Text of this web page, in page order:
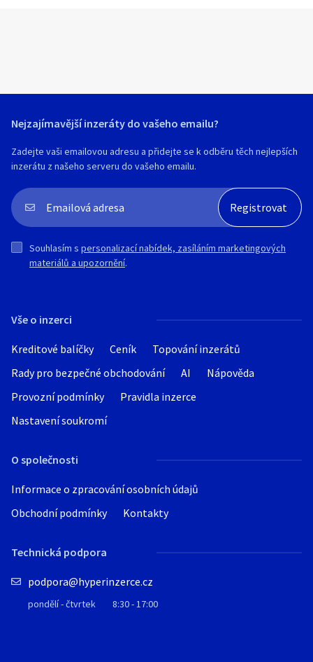
Vše o inzerci
Kreditové balíčky Ceník
Topování inzerátů
Rady pro bezpečné obchodování
AI
Nápověda
Provozní podmínky
Pravidla inzerce
Nastavení soukromí
O společnosti
Informace o zpracování osobních údajů
Obchodní podmínky
Kontakty
Technická podpora
podpora@hyperinzerce.cz
pondělí - čtvrtek 8:30 - 17:00
Nejzajímavější inzeráty do vašeho emailu?
Zadejte vaši emailovou adresu a přidejte se k odběru těch nejlepších
inzerátu z našeho serveru do vašeho emailu.
Souhlasím s personalizací nabídek, zasíláním marketingových
materiálů a upozornění.